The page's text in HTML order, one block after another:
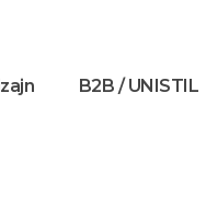
B2B / UNISTIL